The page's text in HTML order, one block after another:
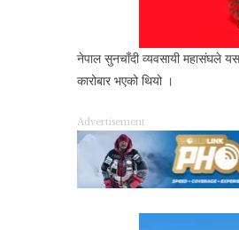
नेपाल सुनचाँदी व्यवसायी महासंघले
कारोबार भएको थियो ।
Advertisement